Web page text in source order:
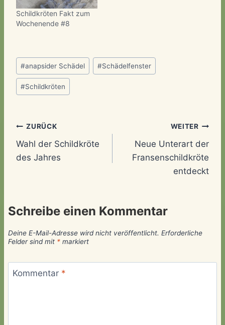
Schildkröten Fakt zum
Wochenende #8
Schlagworte:
#anapsider Schädel #Schädelfenster
#Schildkröten
Beitragsnavigation
ZURÜCK
Wahl der Schildkröte
des Jahres
WEITER
Neue Unterart der
Fransenschildkröte
entdeckt
Schreibe einen Kommentar
Deine E-Mail-Adresse wird nicht veröffentlicht. Erforderliche
Felder sind mit * markiert
Kommentar *